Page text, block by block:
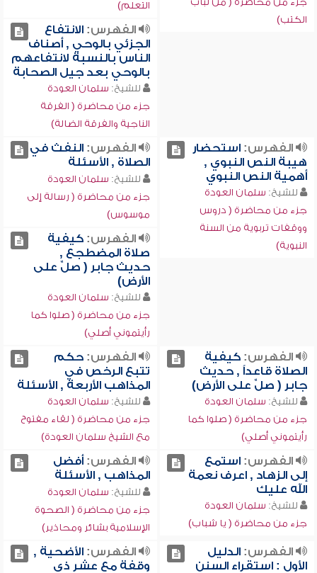
الكتب)
التعلم)
الفهرس:الانتفاع
الجزئي بالوحي , أصناف
الناس بالنسبة لانتفاعهم
بالوحي بعد جيل الصحابة
للشيخ: سلمان العودة
جزء من محاضرة ( الفرقة
الناجية والفرقة الضالة)
الفهرس:استحضار
هيبة النص النبوي ,
أهمية النص النبوي
للشيخ: سلمان العودة
جزء من محاضرة ( دروس
ووقفات تربوية من السنة
النبوية)
الفهرس:النفث في
الصلاة , الأسئلة
للشيخ: سلمان العودة
جزء من محاضرة ( رسالة إلى
موسوس)
الفهرس:كيفية
صلاة المضطجع ,
حديث جابر ( صلِّ على
الأرض)
للشيخ: سلمان العودة
جزء من محاضرة ( صلوا كما
رأيتموني أصلي)
الفهرس:كيفية
الصلاة قاعداً , حديث
جابر ( صلِّ على الأرض)
للشيخ: سلمان العودة
جزء من محاضرة ( صلوا كما
رأيتموني أصلي)
الفهرس:حكم
تتبع الرخص في
المذاهب الأربعة , الأسئلة
للشيخ: سلمان العودة
جزء من محاضرة ( لقاء مفتوح
مع الشيخ سلمان العودة)
الفهرس:استمع
إلى الزهاد , اعرف نعمة
الله عليك
للشيخ: سلمان العودة
جزء من محاضرة ( يا شباب)
الفهرس:أفضل
المذاهب , الأسئلة
للشيخ: سلمان العودة
جزء من محاضرة ( الصحوة
الإسلامية بشائر ومحاذير)
الفهرس:الدليل
الأول : استقراء السنن
الفهرس:الأضحية ,
وقفة مع عشر ذي